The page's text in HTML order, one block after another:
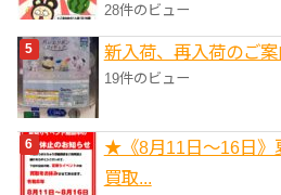
28件のビュー
新入荷、再入荷のご案
19件のビュー
★《8月11日～16日》
買取...